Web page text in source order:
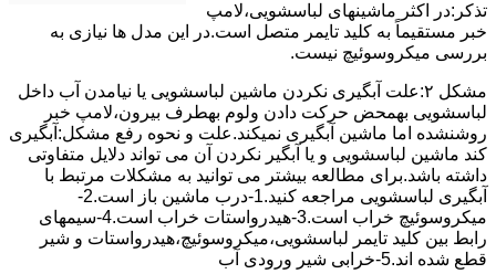
ﺗﺬﮐﺮ:در اﮐﺜﺮ ماشینهای لباسشویی،ﻻﻣﭗ
ﺧﺒﺮ مستقیماً ﺑﻪ ﮐﻠﯿﺪ ﺗﺎﯾﻤﺮ ﻣﺘﺼﻞ اﺳﺖ.در اﯾﻦ مدل ها ﻧﯿﺎزی ﺑﻪ
بررسی ﻣﯿﮑﺮوﺳﻮﺋﯿﭻ نیست.
مشکل ۲:علت آبگیری نکردن ماشین لباسشویی یا نیامدن آب داخل
لباسشویی بهمحض ﺣﺮﮐﺖ دادن وﻟﻮم بهطرف ﺑﯿﺮون،ﻻﻣﭗ ﺧﺒﺮ
روشنشده اﻣﺎ ﻣﺎﺷﯿﻦ آﺑﮕﯿﺮی نمیکند.ﻋﻠﺖ و نحوه رﻓﻊ مشکل:آبگیری
کند ماشین لباسشویی و یا آبگیر نکردن آن می تواند دلایل متفاوتی
داشته باشد.برای مطالعه بیشتر می توانید به مشکلات مرتبط با
آبگیری لباسشویی مراجعه کنید.1-درب ﻣﺎﺷﯿﻦ ﺑﺎز اﺳﺖ.2-
ﻣﯿﮑﺮوﺳﻮﺋﯿﭻ ﺧﺮاب اﺳﺖ.3-ﻫﯿﺪرواﺳﺘﺎت ﺧﺮاب اﺳﺖ.4-سیمهای
راﺑﻂ ﺑﯿﻦ ﮐﻠﯿﺪ ﺗﺎﯾﻤﺮ لباسشویی،ﻣﯿﮑﺮوﺳﻮﺋﯿﭻ،ﻫﯿﺪرواﺳﺘﺎت و ﺷﯿﺮ
ﻗﻄﻊ ﺷﺪه اند.5-خرابی شیر ورودی آب